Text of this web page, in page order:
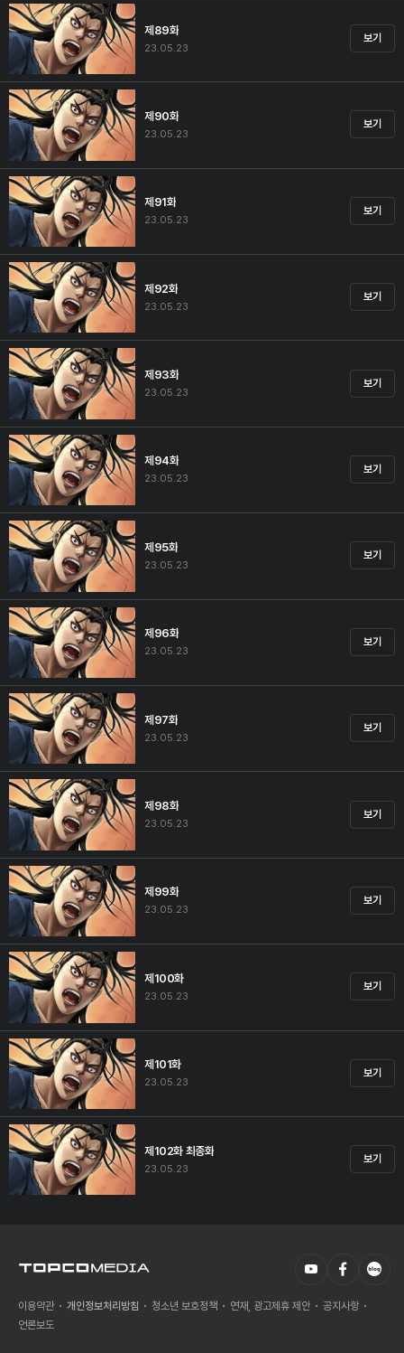
제89화
23.05.23
보기
제90화
23.05.23
보기
제91화
23.05.23
보기
제92화
23.05.23
보기
제93화
23.05.23
보기
제94화
23.05.23
보기
제95화
23.05.23
보기
제96화
23.05.23
보기
제97화
23.05.23
보기
제98화
23.05.23
보기
제99화
23.05.23
보기
제100화
23.05.23
보기
제101화
23.05.23
보기
제102화 최종화
23.05.23
보기
이용약관 개인정보처리방침 청소년 보호정책 연재, 광고제휴 제안
공지사항
언론보도